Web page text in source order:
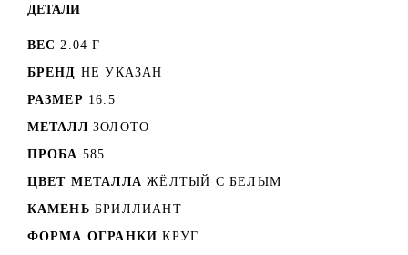
ДЕТАЛИ
ВЕС 2.04 Г
БРЕНД НЕ УКАЗАН
РАЗМЕР 16.5
МЕТАЛЛ ЗОЛОТО
ПРОБА 585
ЦВЕТ МЕТАЛЛА ЖЁЛТЫЙ С БЕЛЫМ
КАМЕНЬ БРИЛЛИАНТ
ФОРМА ОГРАНКИ КРУГ